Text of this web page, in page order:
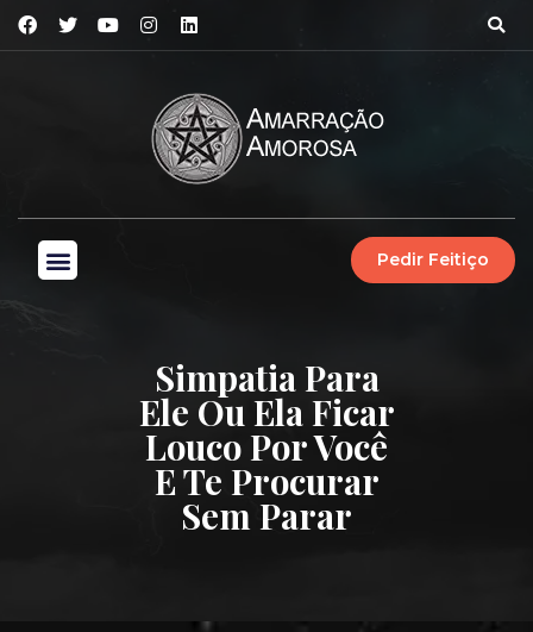
Pedir Feitiço
Simpatia Para
Ele Ou Ela Ficar
Louco Por Você
E Te Procurar
Sem Parar